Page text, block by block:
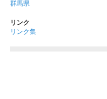
群馬県
リンク
リンク集